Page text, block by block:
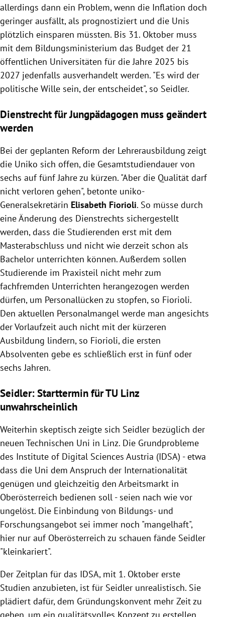
allerdings dann ein Problem, wenn die Inflation doch
geringer ausfällt, als prognostiziert und die Unis
plötzlich einsparen müssten. Bis 31. Oktober muss
mit dem Bildungsministerium das Budget der 21
öffentlichen Universitäten für die Jahre 2025 bis
2027 jedenfalls ausverhandelt werden. "Es wird der
politische Wille sein, der entscheidet", so Seidler.
Dienstrecht für Jungpädagogen muss geändert
werden
Bei der geplanten Reform der Lehrerausbildung zeigt
die Uniko sich offen, die Gesamtstudiendauer von
sechs auf fünf Jahre zu kürzen. "Aber die Qualität darf
nicht verloren gehen", betonte uniko-
Generalsekretärin Elisabeth Fiorioli. So müsse durch
eine Änderung des Dienstrechts sichergestellt
werden, dass die Studierenden erst mit dem
Masterabschluss und nicht wie derzeit schon als
Bachelor unterrichten können. Außerdem sollen
Studierende im Praxisteil nicht mehr zum
fachfremden Unterrichten herangezogen werden
dürfen, um Personallücken zu stopfen, so Fiorioli.
Den aktuellen Personalmangel werde man angesichts
der Vorlaufzeit auch nicht mit der kürzeren
Ausbildung lindern, so Fiorioli, die ersten
Absolventen gebe es schließlich erst in fünf oder
sechs Jahren.
Seidler: Starttermin für TU Linz
unwahrscheinlich
Weiterhin skeptisch zeigte sich Seidler bezüglich der
neuen Technischen Uni in Linz. Die Grundprobleme
des Institute of Digital Sciences Austria (IDSA) - etwa
dass die Uni dem Anspruch der Internationalität
genügen und gleichzeitig den Arbeitsmarkt in
Oberösterreich bedienen soll - seien nach wie vor
ungelöst. Die Einbindung von Bildungs- und
Forschungsangebot sei immer noch "mangelhaft",
hier nur auf Oberösterreich zu schauen fände Seidler
"kleinkariert".
Der Zeitplan für das IDSA, mit 1. Oktober erste
Studien anzubieten, ist für Seidler unrealistisch. Sie
plädiert dafür, dem Gründungskonvent mehr Zeit zu
geben, um ein qualitätsvolles Konzept zu erstellen.